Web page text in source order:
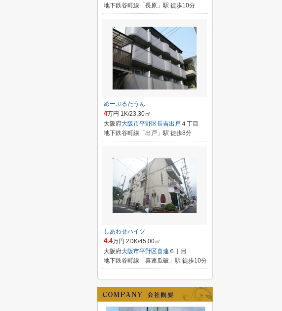
地下鉄谷町線「長原」駅 徒歩10分
めーぷるたうん
4万円 1K/23.30㎡
大阪府大阪市平野区長吉出戸４丁目
地下鉄谷町線「出戸」駅 徒歩8分
しあわせハイツ
4.4万円 2DK/45.00㎡
大阪府大阪市平野区喜連 ６丁目
地下鉄谷町線「喜連瓜破」駅 徒歩10分